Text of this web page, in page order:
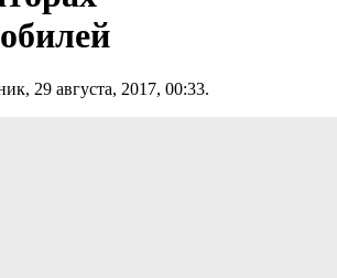
29 августа, 2017, 00:33.